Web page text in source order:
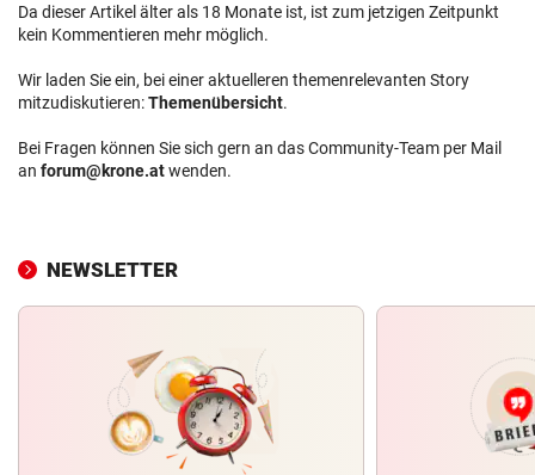
Da dieser Artikel älter als 18 Monate ist, ist zum jetzigen Zeitpunkt
kein Kommentieren mehr möglich.
Wir laden Sie ein, bei einer aktuelleren themenrelevanten Story
mitzudiskutieren:Themenübersicht.
Bei Fragen können Sie sich gern an das Community-Team per Mail
an forum@krone.atwenden.
NEWSLETTER